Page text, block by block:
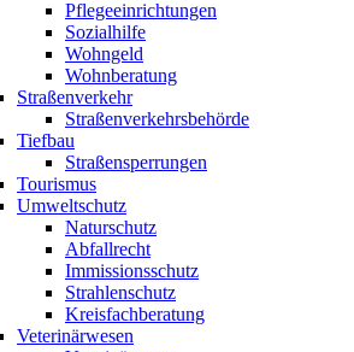
Pflegeeinrichtungen
Sozialhilfe
Wohngeld
Wohnberatung
Straßenverkehr
Straßenverkehrsbehörde
Tiefbau
Straßensperrungen
Tourismus
Umweltschutz
Naturschutz
Abfallrecht
Immissionsschutz
Strahlenschutz
Kreisfachberatung
Veterinärwesen